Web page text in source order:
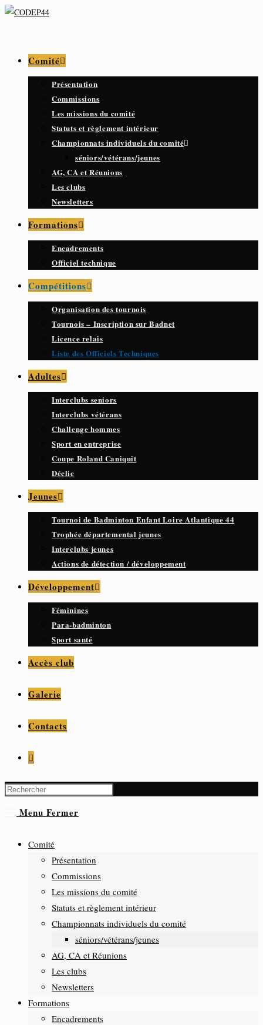
Comité
Présentation
Commissions
Les missions du comité
Statuts et règlement intérieur
Championnats individuels du comité
séniors/vétérans/jeunes
AG, CA et Réunions
Les clubs
Newsletters
Formations
Encadrements
Officiel technique
Compétitions
Organisation des tournois
Tournois – Inscription sur Badnet
Licence relais
Liste des Officiels Techniques
Adultes
Interclubs seniors
Interclubs vétérans
Challenge hommes
Sport en entreprise
Coupe Roland Caniquit
Déclic
Jeunes
Tournoi de Badminton Enfant Loire Atlantique 44
Trophée départemental jeunes
Interclubs jeunes
Actions de détection / développement
Développement
Féminines
Para-badminton
Sport santé
Accès club
Galerie
Contacts
Menu Fermer
Comité
Présentation
Commissions
Les missions du comité
Statuts et règlement intérieur
Championnats individuels du comité
séniors/vétérans/jeunes
AG, CA et Réunions
Les clubs
Newsletters
Formations
Encadrements